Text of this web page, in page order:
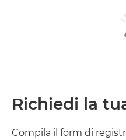
Richiedi la
Compila il form di